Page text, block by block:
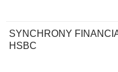
SYNCHRONY
HSBC